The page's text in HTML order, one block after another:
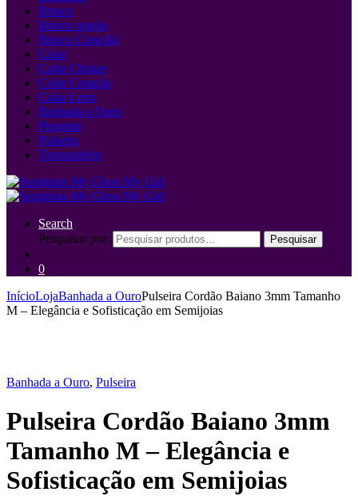
Brinco
Brinco argola
Brinco Coração
Colar
Colar Choker
Colar Coração
Colar Letra
Banhada a Ouro
Pingente
Pulseira
Tornozeleira
Search
Pesquisar por:
Pesquisar
0
InícioLojaBanhada a OuroPulseira Cordão Baiano 3mm Tamanho
M – Elegância e Sofisticação em Semijoias
Banhada a Ouro, Pulseira
Pulseira Cordão Baiano 3mm
Tamanho M – Elegância e
Sofisticação em Semijoias